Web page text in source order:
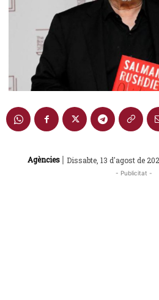
Agències | Dissabte, 13 d'agost de
- Publicitat -